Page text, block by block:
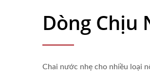
Dòng Chịu
Chai nước nhẹ cho nhiều loại